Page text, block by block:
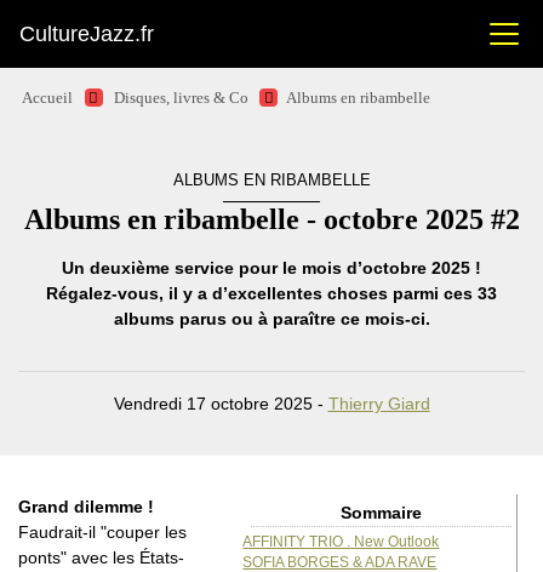
CultureJazz.fr
Accueil Disques, livres & Co Albums en ribambelle
ALBUMS EN RIBAMBELLE
Albums en ribambelle - octobre 2025 #2
Un deuxième service pour le mois d’octobre 2025 !
Régalez-vous, il y a d’excellentes choses parmi ces 33
albums parus ou à paraître ce mois-ci.
Vendredi 17 octobre 2025 - Thierry Giard
Sommaire
AFFINITY TRIO . New Outlook
SOFIA BORGES & ADA RAVE
Grand dilemme !
Faudrait-il "couper les
ponts" avec les États-